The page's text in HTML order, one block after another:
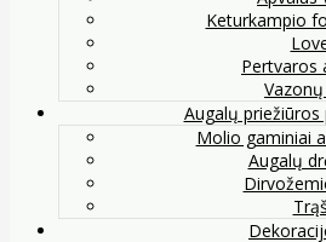
Keturkampio
Pertvaros
Augalų priežiūros
Molio gaminiai
Augalų